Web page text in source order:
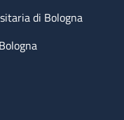
di Bologna